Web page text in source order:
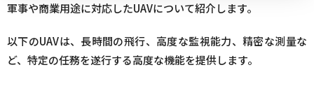
軍事や商業用途に対応したUAVについて紹介します。
以下のUAVは、長時間の飛行、高度な監視能力、精密な測量な
ど、特定の任務を遂行する高度な機能を提供します。